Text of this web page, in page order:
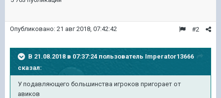
#2
Опубликовано: 21 авг 2018, 07:42:42
В 21.08.2018 в 07:37:24 пользователь Imperator13666
сказал:
У подавляющего большинства игроков пригорает от
авиков